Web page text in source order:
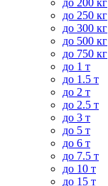
до 200 кг
до 250 кг
до 300 кг
до 500 кг
до 750 кг
до 1 т
до 1.5 т
до 2 т
до 2.5 т
до 3 т
до 5 т
до 6 т
до 7.5 т
до 10 т
до 15 т